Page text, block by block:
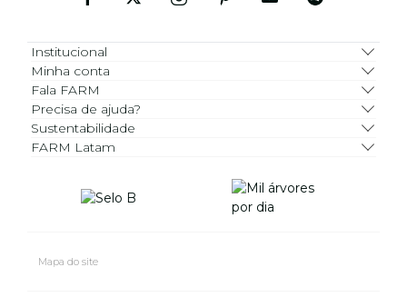
Institucional
Minha conta
Fala FARM
Precisa de ajuda?
Sustentabilidade
FARM Latam
Mapa do site